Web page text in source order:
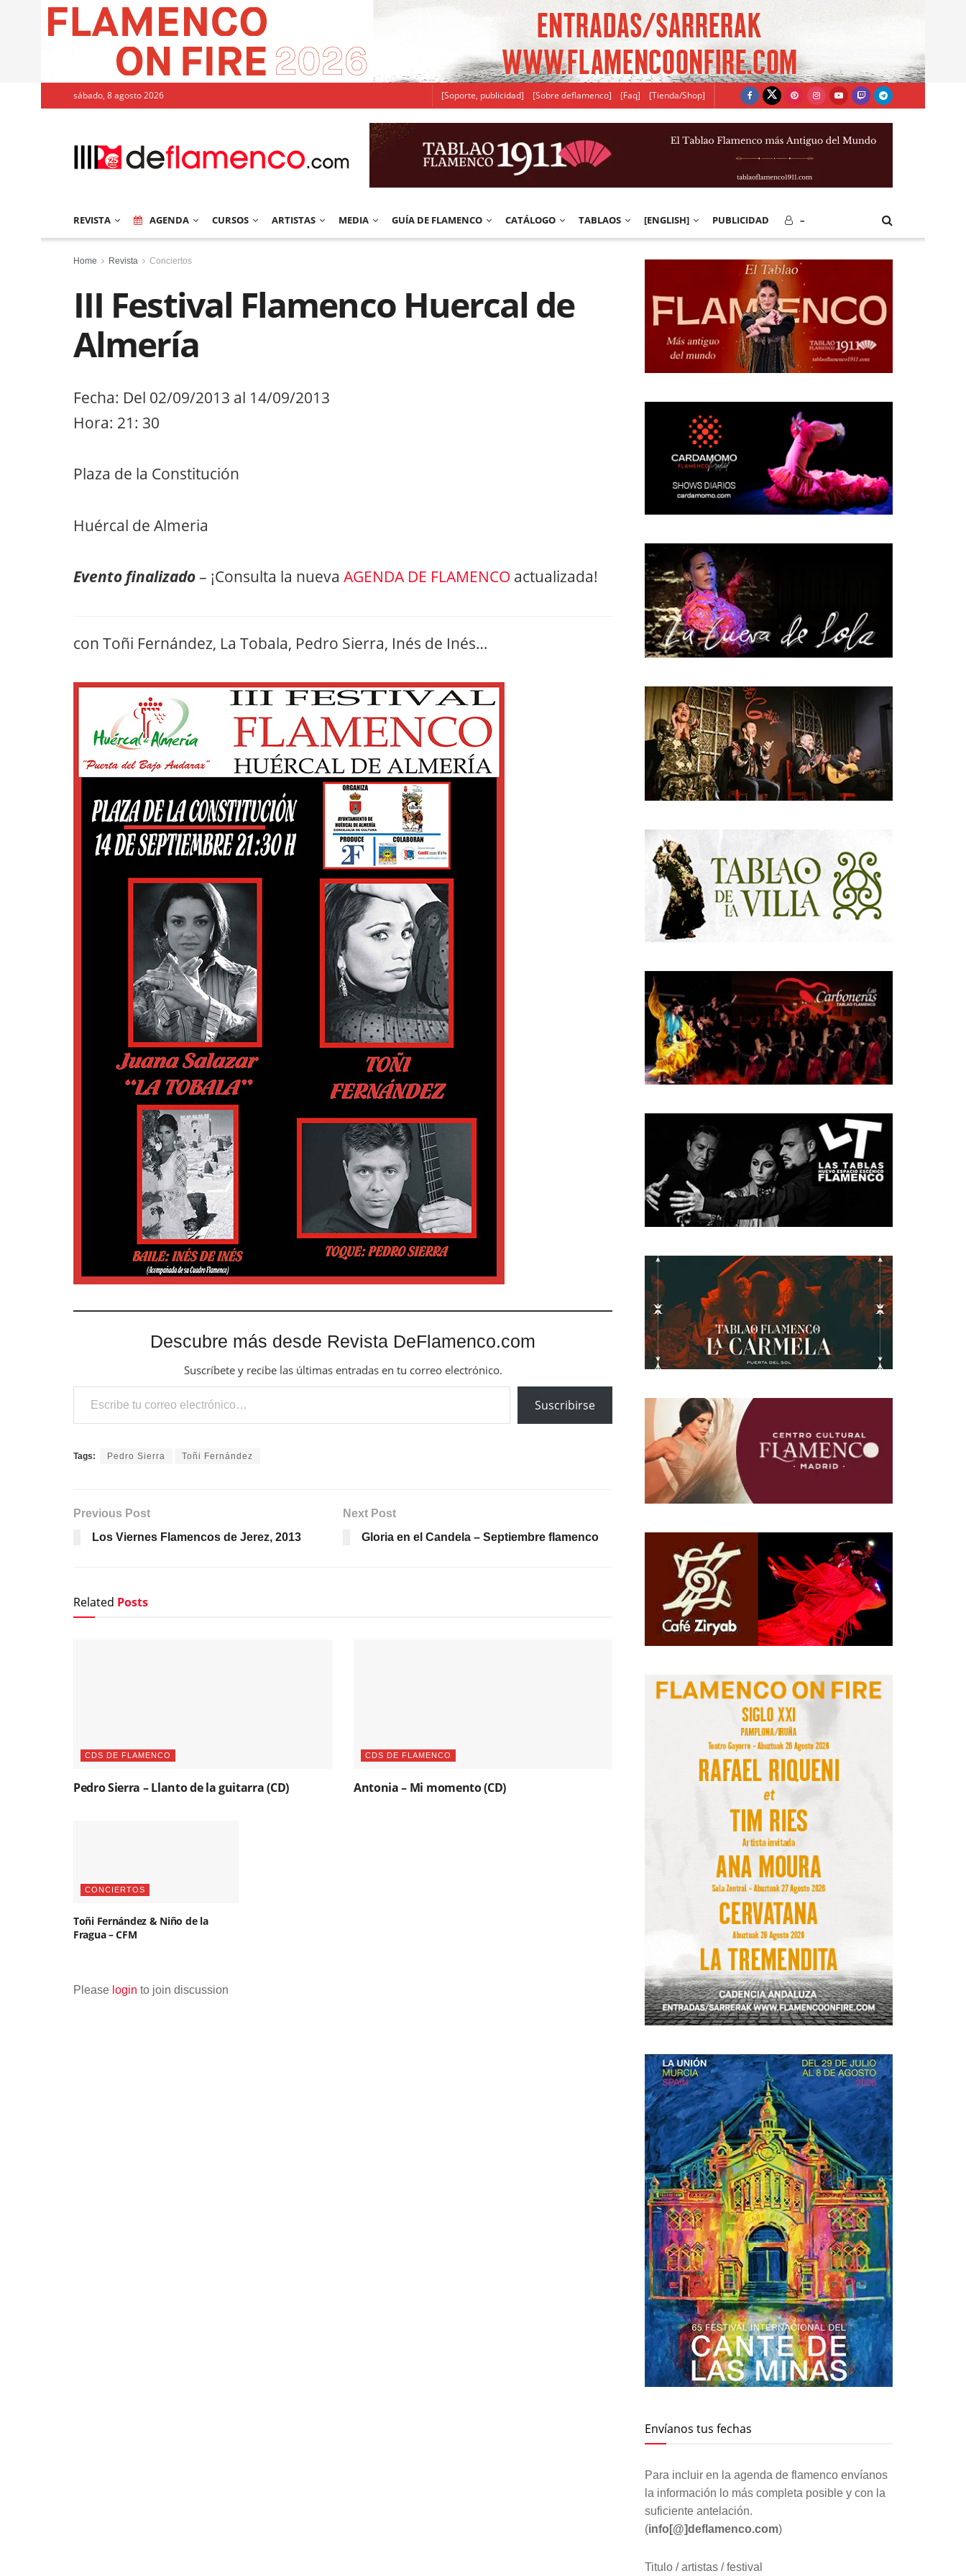
sábado, 8 agosto 2026 [Soporte, publicidad] [Sobre deflamenco] [Faq] [Tienda/Shop]
REVISTA AGENDA CURSOS ARTISTAS MEDIA GUÍA DE FLAMENCO CATÁLOGO TABLAOS [ENGLISH] PUBLICIDAD –
Home Revista Conciertos
III Festival Flamenco Huercal de
Almería
Fecha: Del 02/09/2013 al 14/09/2013
Hora: 21: 30
Plaza de la Constitución
Huércal de Almeria
Evento finalizado– ¡Consulta la nueva AGENDA DE FLAMENCO actualizada!
con Toñi Fernández, La Tobala, Pedro Sierra, Inés de Inés…
Descubre más desde Revista DeFlamenco.com
Suscríbete y recibe las últimas entradas en tu correo electrónico.
Escribe tu correo electrónico…
Suscribirse
Tags: Pedro Sierra Toñi Fernández
Previous Post
Los Viernes Flamencos de Jerez, 2013
Next Post
Gloria en el Candela – Septiembre flamenco
Related Posts
CDS DE FLAMENCO
Pedro Sierra – Llanto de la guitarra (CD)
CDS DE FLAMENCO
Antonia – Mi momento (CD)
CONCIERTOS
Toñi Fernández & Niño de la
Fragua – CFM
Please login to join discussion
Envíanos tus fechas
Para incluir en la agenda de flamenco envíanos
la información lo más completa posible y con la
suficiente antelación.
(info[@]deflamenco.com)
Titulo / artistas / festival